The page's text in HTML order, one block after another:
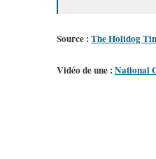
Source :The Holidog
Vidéo de une :National